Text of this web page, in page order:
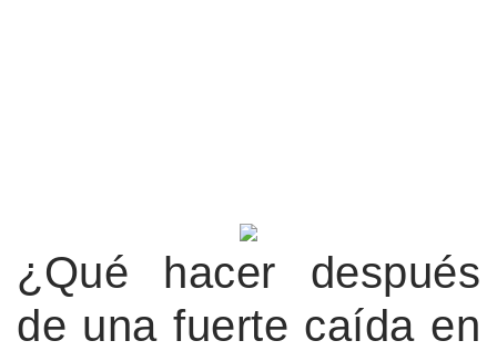
¿Qué hacer después
de una fuerte caída en